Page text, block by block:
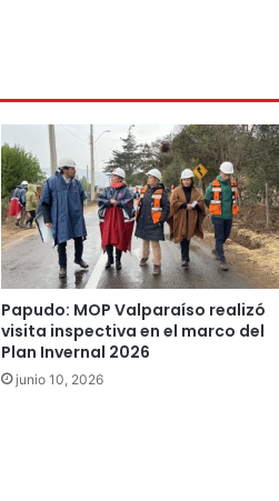
Papudo: MOP Valparaíso realizó
visita inspectiva en el marco del
Plan Invernal 2026
junio 10, 2026